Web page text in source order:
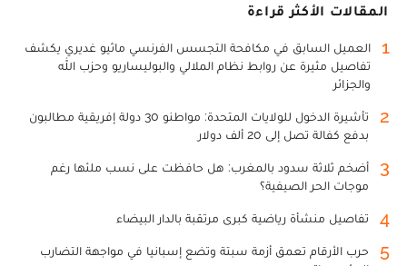
المقالات الأكثر قراءة
1
العميل السابق في مكافحة التجسس الفرنسي ماثيو غديري يكشف
تفاصيل مثيرة عن روابط نظام الملالي والبوليساريو وحزب الله
والجزائر
2
تأشيرة الدخول للولايات المتحدة: مواطنو 30 دولة إفريقية مطالبون
بدفع كفالة تصل إلى 20 ألف دولار
3
أضخم ثلاثة سدود بالمغرب: هل حافظت على نسب ملئها رغم
موجات الحر الصيفية؟
4 تفاصيل منشأة رياضية كبرى مرتقبة بالدار البيضاء
5
حرب الأرقام تعمق أزمة سبتة وتضع إسبانيا في مواجهة التضارب